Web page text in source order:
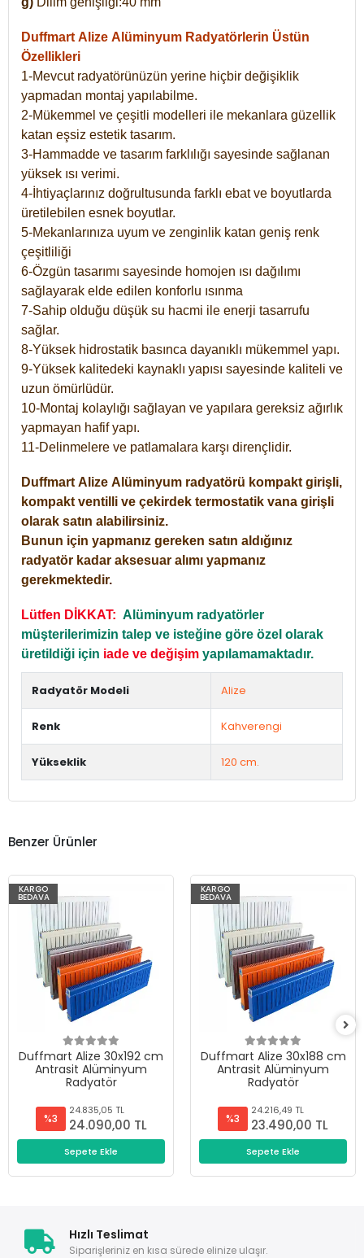
Duffmart Alize Alüminyum Radyatörlerin Üstün
Özellikleri
1-Mevcut radyatörünüzün yerine hiçbir değişiklik
yapmadan montaj yapılabilme.
2-Mükemmel ve çeşitli modelleri ile mekanlara güzellik
katan eşsiz estetik tasarım.
3-Hammadde ve tasarım farklılığı sayesinde sağlanan
yüksek ısı verimi.
4-İhtiyaçlarınız doğrultusunda farklı ebat ve boyutlarda
üretilebilen esnek boyutlar.
5-Mekanlarınıza uyum ve zenginlik katan geniş renk
çeşitliliği
6-Özgün tasarımı sayesinde homojen ısı dağılımı
sağlayarak elde edilen konforlu ısınma
7-Sahip olduğu düşük su hacmi ile enerji tasarrufu
sağlar.
8-Yüksek hidrostatik basınca dayanıklı mükemmel yapı.
9-Yüksek kalitedeki kaynaklı yapısı sayesinde kaliteli ve
uzun ömürlüdür.
10-Montaj kolaylığı sağlayan ve yapılara gereksiz ağırlık
yapmayan hafif yapı.
11-Delinmelere ve patlamalara karşı dirençlidir.
Duffmart Alize Alüminyum radyatörü kompakt girişli,
kompakt ventilli ve çekirdek termostatik vana girişli
olarak satın alabilirsiniz.
Bunun için yapmanız gereken satın aldığınız
radyatör kadar aksesuar alımı yapmanız
gerekmektedir.
Lütfen DİKKAT: Alüminyum radyatörler
müşterilerimizin talep ve isteğine göre özel olarak
üretildiği için iade ve değişim yapılamamaktadır.
Radyatör Modeli Alize
Renk Kahverengi
Yükseklik 120 cm.
Benzer Ürünler
KARGO
BEDAVA
Duffmart Alize 30x192 cm
Antrasit Alüminyum
Radyatör
%3
24.835,05 TL
24.090,00 TL
Sepete Ekle
KARGO
BEDAVA
Duffmart Alize 30x188 cm
Antrasit Alüminyum
Radyatör
%3
24.216,49 TL
23.490,00 TL
Sepete Ekle
Hızlı Teslimat
Siparişleriniz en kısa sürede elinize ulaşır.